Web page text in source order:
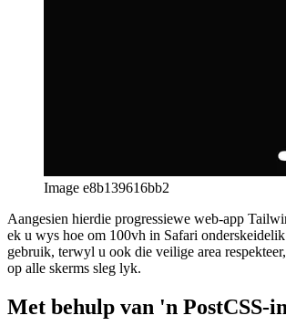
Image e8b139616bb2
Aangesien hierdie progressiewe web-app
ek u wys hoe om 100vh in Safari
gebruik, terwyl u ook die veilige area respekteer,
op alle skerms sleg lyk.